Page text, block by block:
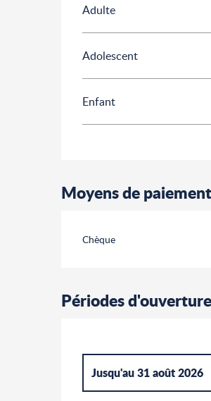
Adulte
Adolescent
Enfant
Moyens de paiement
Chèque
Périodes d'ouverture
Jusqu'au31 août 2026